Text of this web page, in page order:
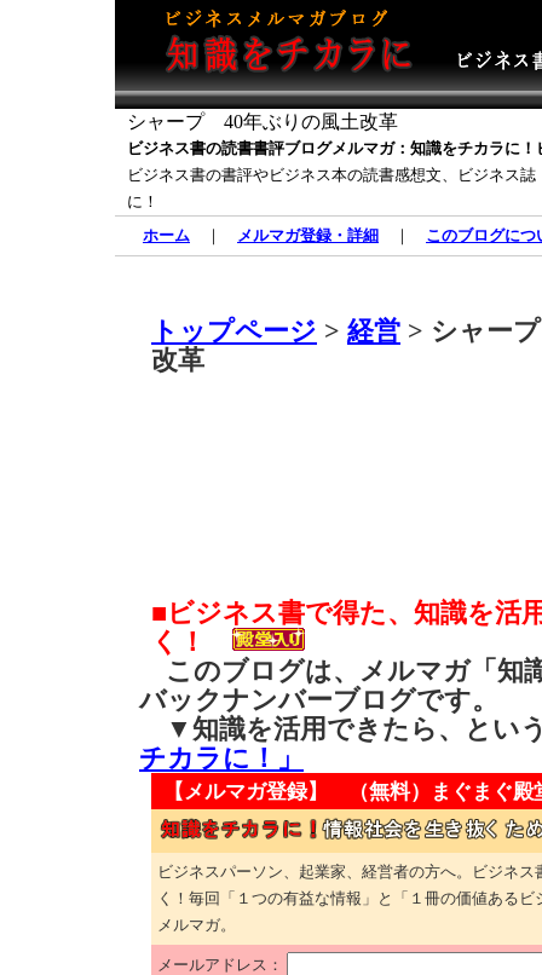
シャープ 40年ぶりの風土改革
ビジネス書の読書書評ブログメルマガ：知識をチカラに
ビジネス書の書評やビジネス本の読書感想文、ビジネス
に！
ホーム ｜ メルマガ登録・詳細 ｜ このブログにつ
トップページ > 経営 > シャー
改革
■ビジネス書で得た、知識を活
く！
このブログは、メルマガ「知
バックナンバーブログです。
▼知識を活用できたら、と
チカラに！」
【メルマガ登録】 （無料） まぐまぐ殿
ビジネスパーソン、起業家、経営者の方へ。ビジネ
く！毎回「１つの有益な情報」と「１冊の価値ある
メルマガ。
メールアドレス：